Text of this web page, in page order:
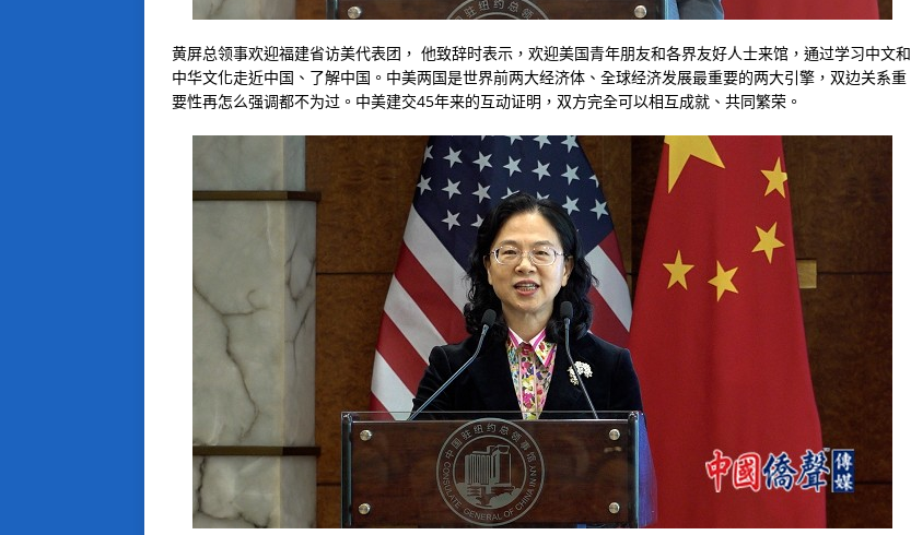
黄屏总领事欢迎福建省访美代表团， 他致辞时表示，欢迎美国青年朋友和各界友好人士来馆，通过学习中文和
中华文化走近中国、了解中国。中美两国是世界前两大经济体、全球经济发展最重要的两大引擎，双边关系重
要性再怎么强调都不为过。中美建交45年来的互动证明，双方完全可以相互成就、共同繁荣。